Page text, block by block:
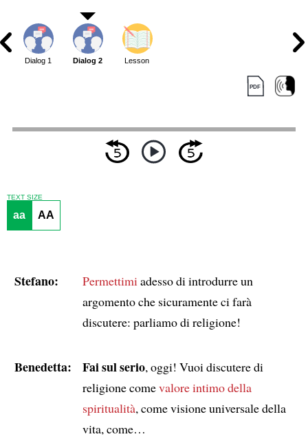
Dialog 1 Dialog 2 Lesson
TEXT SIZE
aa AA
Stefano: Permettimi adesso di introdurre un
argomento che sicuramente ci farà
discutere: parliamo di religione!
Benedetta: Fai sul serio, oggi! Vuoi discutere di
religione comevalore intimo della
spiritualità, come visione universale della
vita, come…